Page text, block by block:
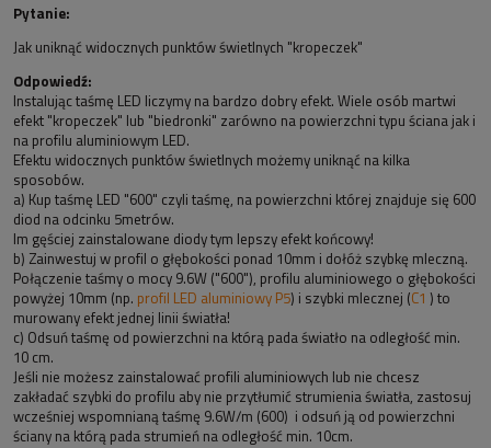
Pytanie:
Jak uniknąć widocznych punktów świetlnych "kropeczek"
Odpowiedź:
Instalując taśmę LED liczymy na bardzo dobry efekt. Wiele osób martwi
efekt "kropeczek" lub "biedronki" zarówno na powierzchni typu ściana jak i
na profilu aluminiowym LED.
Efektu widocznych punktów świetlnych możemy uniknąć na kilka
sposobów.
a) Kup taśmę LED "600" czyli taśmę, na powierzchni której znajduje się 600
diod na odcinku 5metrów.
Im gęściej zainstalowane diody tym lepszy efekt końcowy!
b) Zainwestuj w profil o głębokości ponad 10mm i dołóż szybkę mleczną.
Połączenie taśmy o mocy 9.6W ("600"), profilu aluminiowego o głębokości
powyżej 10mm (np. profil LED aluminiowy P5) i szybki mlecznej (C1 ) to
murowany efekt jednej linii światła!
c) Odsuń taśmę od powierzchni na którą pada światło na odległość min.
10 cm.
Jeśli nie możesz zainstalować profili aluminiowych lub nie chcesz
zakładać szybki do profilu aby nie przytłumić strumienia światła, zastosuj
wcześniej wspomnianą taśmę 9.6W/m (600) i odsuń ją od powierzchni
ściany na którą pada strumień na odległość min. 10cm.